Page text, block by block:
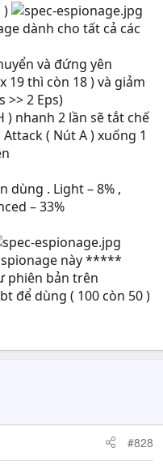
)
dành cho tất cả các
và đứng yên
19 thì còn 18 ) và giảm
>> 2 Eps)
) nhanh 2 lần sẽ tắt chế
( Nút A ) xuống 1
dùng . Light – 8% ,
– 33%
này *****
phiên bản trên
để dùng ( 100 còn 50 )
#828